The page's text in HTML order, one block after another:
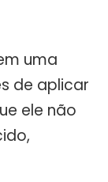
uma
de aplicar
ele não